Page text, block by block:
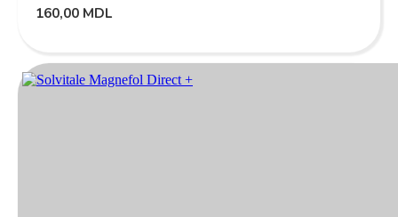
160,00 MDL